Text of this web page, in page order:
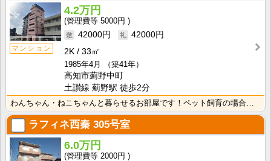
マンション
4.2万円
5000円
42000円
42000円
2K
33㎡
1985年4月
（築41年）
高知市薊野中町
土讃線 薊野駅 徒歩2分
わんちゃん・ねこちゃんと暮らせるお部屋です！ペット飼育の場合は敷金2ヶ月・礼金1ヶ月要 水道料は共益･･･
ラフィネ西秦 305号室
6.0万円
2000円